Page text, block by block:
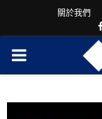
關於我們
PRIMARY